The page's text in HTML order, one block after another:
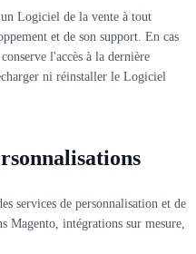
Logiciel de la vente à tout
et de son support. En cas
l'accès à la dernière
ni réinstaller le Logiciel
services de personnalisation et de
Magento, intégrations sur mesure,